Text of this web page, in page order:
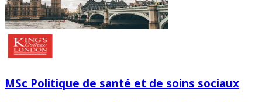
MSc Politique de santé et de soins sociaux